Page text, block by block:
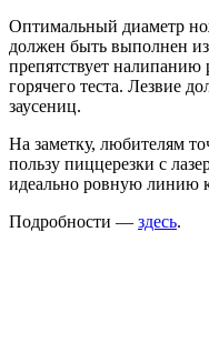
Оптимальный диаметр
должен быть выполнен
препятствует налипанию
горячего теста. Лезвие
заусениц.
На заметку, любителям
пользу пиццерезки с
идеально ровную линию
Подробности — здесь.